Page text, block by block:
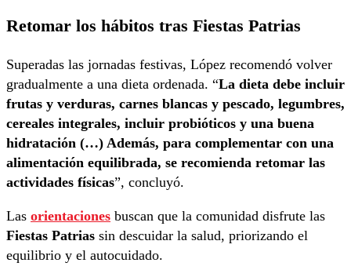
Retomar los hábitos tras Fiestas Patrias
Superadas las jornadas festivas, López recomendó volver
gradualmente a una dieta ordenada. “La dieta debe incluir
frutas y verduras, carnes blancas y pescado, legumbres,
cereales integrales, incluir probióticos y una buena
hidratación (…) Además, para complementar con una
alimentación equilibrada, se recomienda retomar las
actividades físicas”, concluyó.
Las orientaciones buscan que la comunidad disfrute las
Fiestas Patrias sin descuidar la salud, priorizando el
equilibrio y el autocuidado.